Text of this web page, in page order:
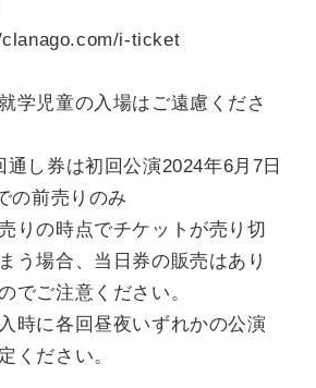
i-ticket
児童の入場はご遠慮くださ
し券は初回公演2024年6月7日
の前売りのみ
の時点でチケットが売り切
う場合、当日券の販売はあり
でご注意ください。
に各回昼夜いずれかの公演
ください。